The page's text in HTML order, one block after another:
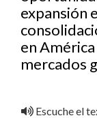
expansión
en
mercados
Escuche el